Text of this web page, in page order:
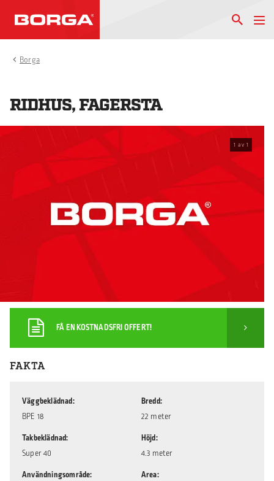
Borga
RIDHUS, FAGERSTA
1 av 1
FÅ EN KOSTNADSFRI OFFERT!
FAKTA
Väggbeklädnad
BPE 18
Takbeklädnad
Super 40
Användningsområde
Bredd
22 meter
Höjd
4.3 meter
Area